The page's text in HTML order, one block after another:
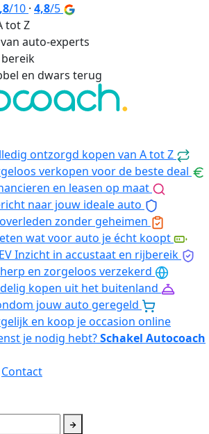
/10 · 4,8/5
tot Z
auto-experts
en dwars terug
ontzorgd kopen van A tot Z
verkopen voor de beste deal
en leasen op maat
naar jouw ideale auto
zonder geheimen
wat voor auto je écht koopt
Inzicht in accustaat en rijbereik
en zorgeloos verzekerd
kopen uit het buitenland
jouw auto geregeld
en koop je occasion online
je nodig hebt?Schakel Autocoach
Contact